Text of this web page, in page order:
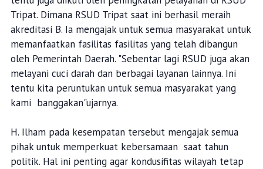
Tripat. Dimana RSUD Tripat saat ini berhasil meraih
akreditasi B. Ia mengajak untuk semua masyarakat untuk
memanfaatkan fasilitas fasilitas yang telah dibangun
oleh Pemerintah Daerah. "Sebentar lagi RSUD juga akan
melayani cuci darah dan berbagai layanan lainnya. Ini
tentu kita peruntukan untuk semua masyarakat yang
kami banggakan"ujarnya.
H. Ilham pada kesempatan tersebut mengajak semua
pihak untuk memperkuat kebersamaan saat tahun
politik. Hal ini penting agar kondusifitas wilayah tetap